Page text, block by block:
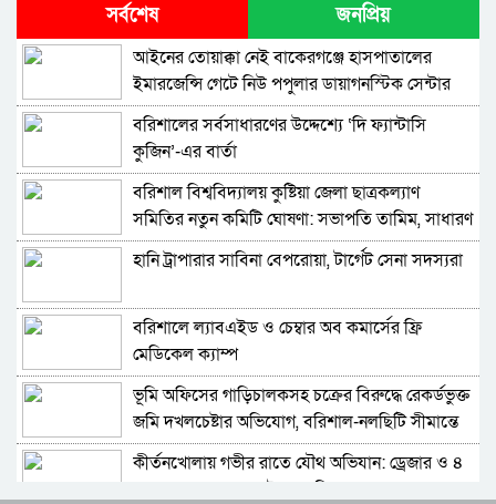
টানা কাজ করেও কোমর, পিঠের ব্যথা থেকে মুক্তি
পেতে পারেন যেসব উপায়ে
৮ম শ্রেণির শিক্ষার্থীদের রেজিস্ট্রেশন কার্ড বিতরণ শুরু
২৮ মে
একদিনে ডেঙ্গু আক্রান্ত হয়ে হাসপাতালে ভর্তি ৮০
শাকিবের প্রতি মুগ্ধতা ধীরে ধীরে তৈরি হয়েছিল: বুবলী
বিনিয়োগকারীদের পুঁজি ফিরেছে দুই হাজার কোটি টাকা
নতুন ভিসানীতি নিয়ে বিএনপি বেকায়দায় আছে :
কাদের
সর্বশেষ জনপ্রিয়
​আইনের তোয়াক্কা নেই বাকেরগঞ্জে হাসপাতালের
ইমারজেন্সি গেটে নিউ পপুলার ডায়াগনস্টিক সেন্টার
বরিশালের সর্বসাধারণের উদ্দেশ্যে ‘দি ফ্যান্টাসি
কুজিন’-এর বার্তা
বরিশাল বিশ্ববিদ্যালয় কুষ্টিয়া জেলা ছাত্রকল্যাণ
সমিতির নতুন কমিটি ঘোষণা: সভাপতি তামিম, সাধারণ
সম্পাদক রিহাম
হানি ট্রাপারার সাবিনা বেপরোয়া, টার্গেট সেনা সদস্যরা
বরিশালে ল্যাবএইড ও চেম্বার অব কমার্সের ফ্রি
মেডিকেল ক্যাম্প
‎ভূমি অফিসের গাড়িচালকসহ চক্রের বিরুদ্ধে রেকর্ডভুক্ত
জমি দখলচেষ্টার অভিযোগ, বরিশাল-নলছিটি সীমান্তে
চাঞ্চল্য
কীর্তনখোলায় গভীর রাতে যৌথ অভিযান: ড্রেজার ও ৪
বাল্কহেড জব্দ, ৩ লাখ টাকা জরিমানা